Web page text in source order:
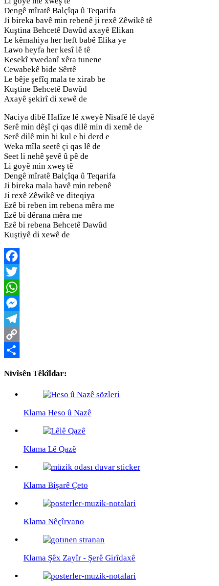
Dengê mîratê Balçîqa û Teqarifa
Ji bireka bavê min rebenê ji rexê Zêwikê tê
Kuştina Behcetê Dawûd axayê Elikan
Le kêmahiya her heft babê Elika ye
Lawo heyfa her kesî lê tê
Kesekî xwedanî xêra tunene
Cewabekê bide Sêrtê
Le bêje şefîq mala te xirab be
Kuştine Behcetê Dawûd
Axayê şekirî di xewê de
Naciya dibê Hafîze lê xweyê Nisafê lê dayê
Serê min dêşî çi qas dilê min di xemê de
Serê dilê min bi kul e bi derd e
Weka mîla seetê çi qas lê de
Seet li nehê şevê û pê de
Li goyê min xweş tê
Dengê mîratê Balçîqa û Teqarifa
Ji bireka mala bavê min rebenê
Ji rexê Zêwikê ve diteqiya
Ezê bi reben im rebena mêra me
Ezê bi dêrana mêra me
Ezê bi rebena Behcetê Dawûd
Kuştiyê di xewê de
Facebook
Twitter
WhatsApp
Messenger
Telegram
Copy
Nivîsên Têkîldar:
Klama Heso û Nazê
Klama Lê Qazê
Klama Bişarê Çeto
Klama Nêçîrvano
Klama Şêx Zayîr - Şerê Girîdaxê